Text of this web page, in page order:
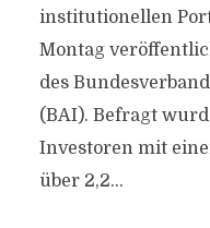
institutionellen
Montag
des
(BAI). Befragt
Investoren mit
über 2,2...